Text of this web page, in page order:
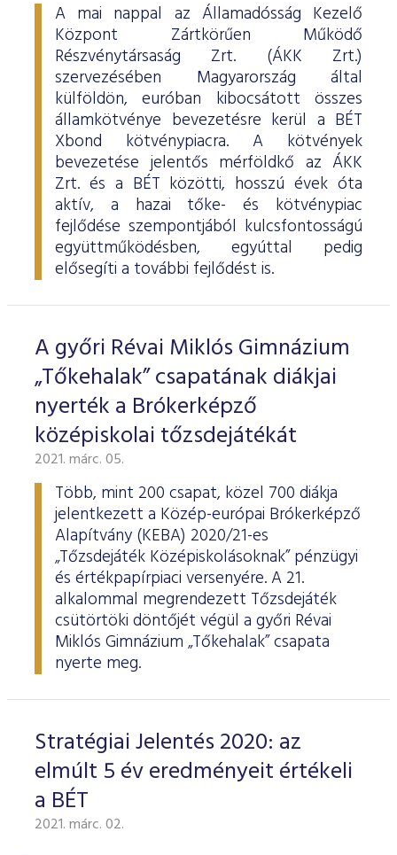
A mai nappal az Államadósság Kezelő
Központ Zártkörűen Működő
Részvénytársaság Zrt. (ÁKK Zrt.)
szervezésében Magyarország által
külföldön, euróban kibocsátott összes
államkötvénye bevezetésre kerül a BÉT
Xbond kötvénypiacra. A kötvények
bevezetése jelentős mérföldkő az ÁKK
Zrt. és a BÉT közötti, hosszú évek óta
aktív, a hazai tőke- és kötvénypiac
fejlődése szempontjából kulcsfontosságú
együttműködésben, egyúttal pedig
elősegíti a további fejlődést is.
A győri Révai Miklós Gimnázium
„Tőkehalak” csapatának diákjai
nyerték a Brókerképző
középiskolai tőzsdejátékát
2021. márc. 05.
Több, mint 200 csapat, közel 700 diákja
jelentkezett a Közép-európai Brókerképző
Alapítvány (KEBA) 2020/21-es
„Tőzsdejáték Középiskolásoknak” pénzügyi
és értékpapírpiaci versenyére. A 21.
alkalommal megrendezett Tőzsdejáték
csütörtöki döntőjét végül a győri Révai
Miklós Gimnázium „Tőkehalak” csapata
nyerte meg.
Stratégiai Jelentés 2020: az
elmúlt 5 év eredményeit értékeli
a BÉT
2021. márc. 02.